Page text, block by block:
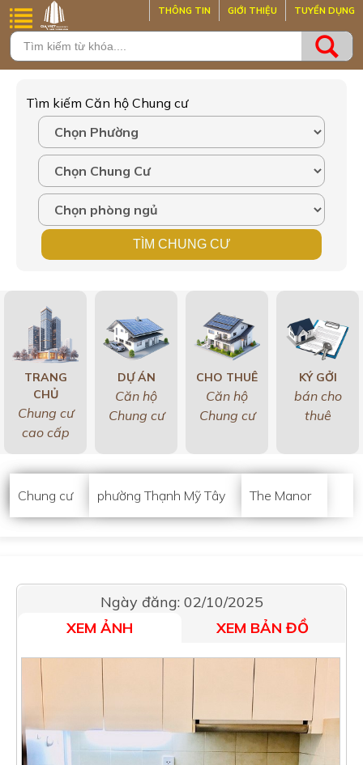
THÔNG TIN GIỚI THIỆU TUYỂN DỤNG
Tìm kiếm Căn hộ Chung cư
TRANG
CHỦ
Chung cư
cao cấp
DỰ ÁN
Căn hộ
Chung cư
CHO THUÊ
Căn hộ
Chung cư
KÝ GỞI
bán cho
thuê
Chung cư phường Thạnh Mỹ Tây The Manor
Ngày đăng: 02/10/2025
XEM ẢNH
XEM BẢN ĐỒ